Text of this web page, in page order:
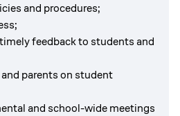
and procedures;
feedback to students and
parents on student
and school-wide meetings